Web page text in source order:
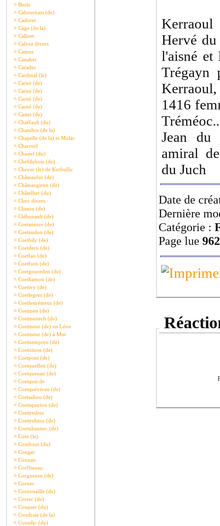
¤ Buzic
¤ Cabournais (de)
¤ Cadoret
¤ Cage (de la)
¤ Calloet
¤ Calvez divers
¤ Camus
¤ Canaber
¤ Caradec
¤ Cardinal (le)
¤ Carné (de)
¤ Carné (de)
¤ Carné (de)
¤ Carné (de)
¤ Castet (de)
¤ Chaffault (du)
¤ Chambre (de la)
¤ Chapelle (de la) et Molac
¤ Charruel
¤ Chastel (du)
¤ Chefdubois (de)
¤ Chever (le) de Kerbullic
¤ Châteaufur (de)
¤ Châteaugiron (de)
¤ Châtellier (du)
¤ Clerc divers
¤ Clisson (de)
¤ Cléhunault (de)
¤ Coetanezre (de)
¤ Coetaudon (de)
¤ Coetbily (de)
¤ Coetderu (de)
¤ Coetfao (de)
¤ Coetforn (de)
¤ Coetgoureden (de)
¤ Coethamon (de)
¤ Coetivy (de)
¤ Coetlegent (de)
¤ Coetlestrémeur (de)
¤ Coetmen (de)
¤ Coetmenech (de)
¤ Coetmeur (de) en Léon
¤ Coetmeur (de) à Mur
¤ Coetnempren (de)
¤ Coetninon (de)
¤ Coetpont (de)
¤ Coetquelfen (de)
¤ Coetquenan (de)
¤ Coetquis de
¤ Coetquévéran (de)
¤ Coetsaliou (de)
¤ Coetsquiriou (de)
¤ Coettredrez
¤ Coettrehiou (de)
¤ Coetuhannec (de)
¤ Coin (le)
¤ Combout (du)
¤ Congar
¤ Connan
¤ Corffineau
¤ Corguezen (de)
¤ Cornec
¤ Cornouaille (de)
¤ Correc (de)
¤ Cosquer (du)
¤ Coudraie (de la)
¤ Couedic (du)
Kerraoul
Hervé
l'aisné et
Trégayn
Kerraoul,
1416
Jean du
amiral
du Juch
Date de
Dernière
Catégorie :
Page lue